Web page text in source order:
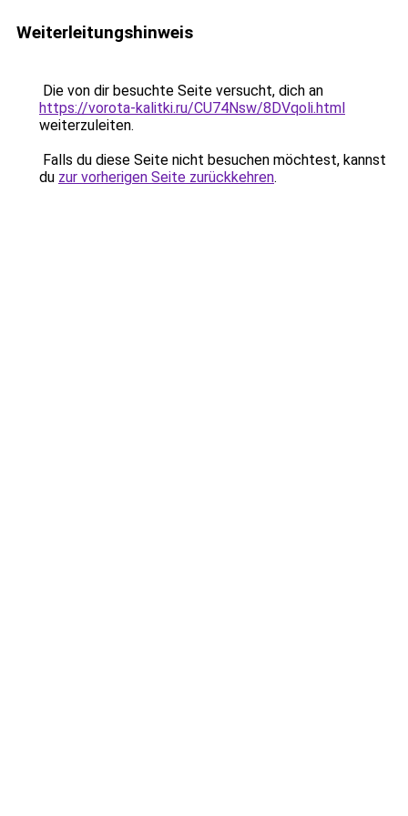
Weiterleitungshinweis
Die von dir besuchte Seite versucht, dich an
https://vorota-kalitki.ru/CU74Nsw/8DVqoli.html
weiterzuleiten.
Falls du diese Seite nicht besuchen möchtest, kannst
du zur vorherigen Seite zurückkehren.